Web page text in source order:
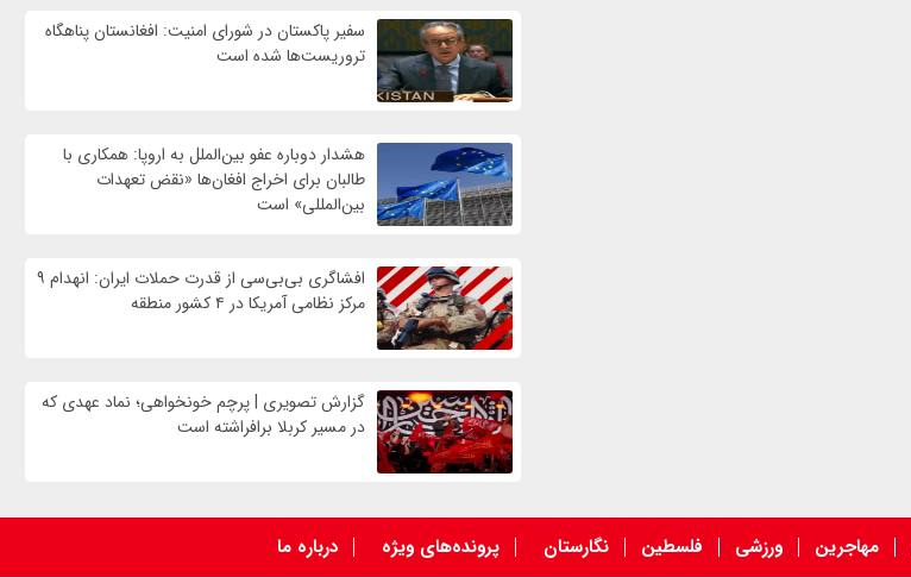
سفیر پاکستان در شورای امنیت: افغانستان پناهگاه
تروریست‌ها شده است
هشدار دوباره عفو بین‌الملل به اروپا: همکاری با
طالبان برای اخراج افغان‌ها «نقض تعهدات
بین‌المللی» است
افشاگری بی‌بی‌سی از قدرت حملات ایران: انهدام ۹
مرکز نظامی آمریکا در ۴ کشور منطقه
گزارش تصویری | پرچم خونخواهی؛ نماد عهدی که
در مسیر کربلا برافراشته است
مهاجرین ورزشی فلسطین نگارستان پرونده‌های ویژه درباره ما